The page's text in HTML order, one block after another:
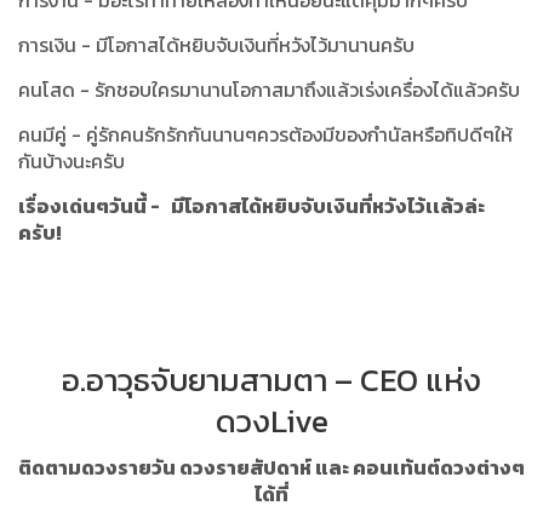
การเงิน - มีโอกาสได้หยิบจับเงินที่หวังไว้มานานครับ
คนโสด - รักชอบใครมานานโอกาสมาถึงแล้วเร่งเครื่องได้แล้วครับ
คนมีคู่ - คู่รักคนรักรักกันนานๆควรต้องมีของกำนัลหรือทิปดีๆให้
กันบ้างนะครับ
เรื่องเด่นๆวันนี้ - มีโอกาสได้หยิบจับเงินที่หวังไว้เเล้วล่ะ
ครับ!
อ.อาวุธจับยามสามตา – CEO แห่ง
ดวงLive
ติดตามดวงรายวัน ดวงรายสัปดาห์ และ คอนเท้นต์ดวงต่างๆ
ได้ที่